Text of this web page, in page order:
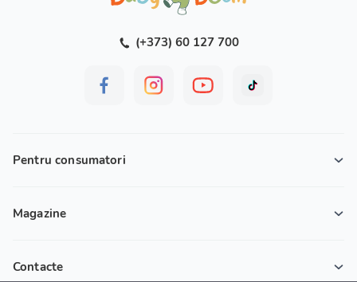
(+373) 60 127 700
Pentru consumatori
Magazine
Contacte